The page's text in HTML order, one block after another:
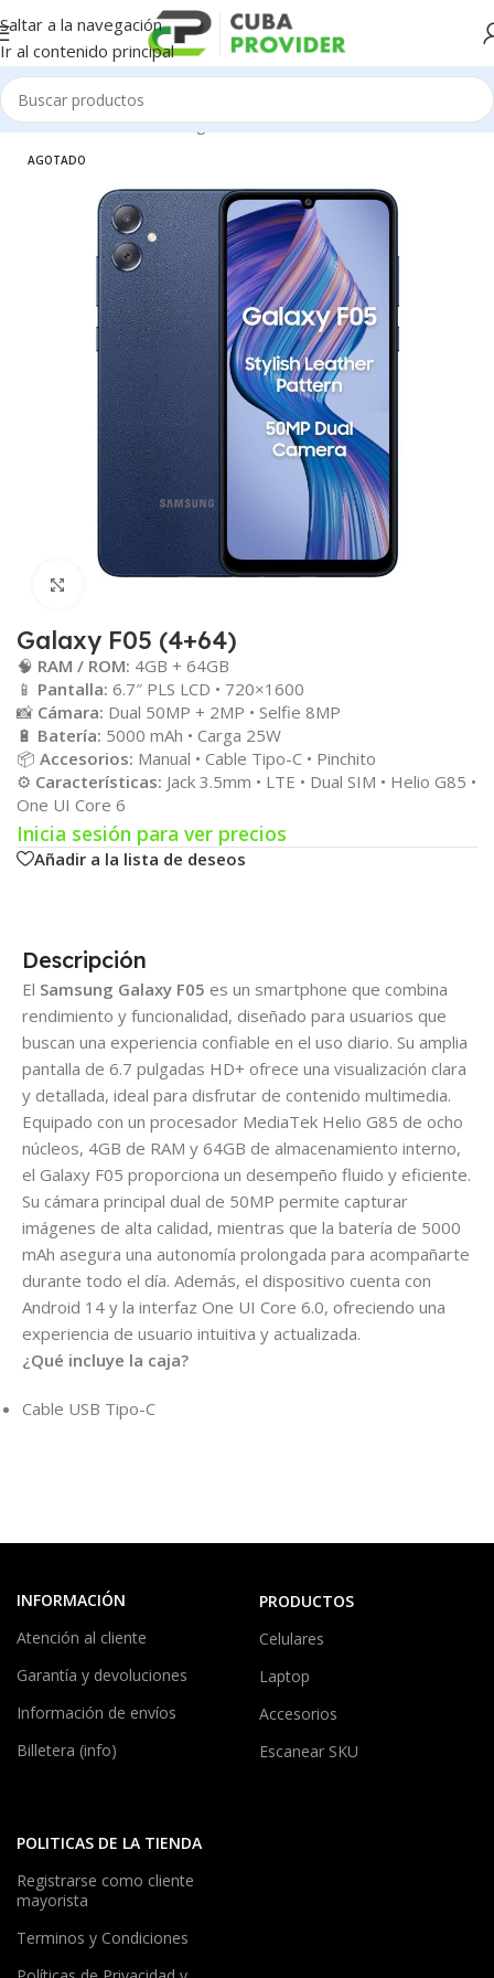
Saltar a la navegación
Ir al contenido principal
Inicio/Celulares/Samsung
AGOTADO
Click para agrandar
Galaxy F05 (4+64)
🧠 RAM / ROM: 4GB + 64GB
📱 Pantalla: 6.7″ PLS LCD • 720×1600
📸 Cámara: Dual 50MP + 2MP • Selfie 8MP
🔋 Batería: 5000 mAh • Carga 25W
📦 Accesorios: Manual • Cable Tipo-C • Pinchito
⚙️ Características: Jack 3.5mm • LTE • Dual SIM • Helio G85 •
One UI Core 6
Inicia sesión para ver precios
Añadir a la lista de deseos
Descripción
El Samsung Galaxy F05 es un smartphone que combina
rendimiento y funcionalidad, diseñado para usuarios que
buscan una experiencia confiable en el uso diario. Su amplia
pantalla de 6.7 pulgadas HD+ ofrece una visualización clara
y detallada, ideal para disfrutar de contenido multimedia.
Equipado con un procesador MediaTek Helio G85 de ocho
núcleos, 4GB de RAM y 64GB de almacenamiento interno,
el Galaxy F05 proporciona un desempeño fluido y eficiente.
Su cámara principal dual de 50MP permite capturar
imágenes de alta calidad, mientras que la batería de 5000
mAh asegura una autonomía prolongada para acompañarte
durante todo el día. Además, el dispositivo cuenta con
Android 14 y la interfaz One UI Core 6.0, ofreciendo una
experiencia de usuario intuitiva y actualizada.
¿Qué incluye la caja?
Cable USB Tipo-C
INFORMACIÓN
Atención al cliente
Garantía y devoluciones
Información de envíos
Billetera (info)
PRODUCTOS
Celulares
Laptop
Accesorios
Escanear SKU
POLITICAS DE LA TIENDA
Registrarse como cliente
mayorista
Terminos y Condiciones